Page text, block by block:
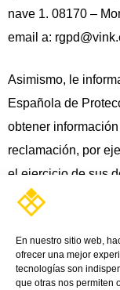
En nuestro sitio web,
ofrecer una mejor
tecnologías son
que otras nos permiten
nave 1. 08170 –
email a:
Asimismo, le
Española de
obtener
reclamación, por
el ejercicio de sus